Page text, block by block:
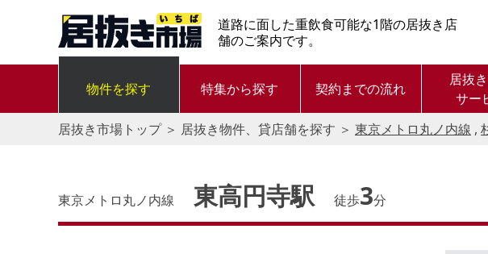
道路に面した重飲食可能な1階の居抜き店
舗のご案内です。
物件を探す 特集から探す 契約までの流れ
居抜
サー
居抜き市場トップ＞ 居抜き物件、貸店舗を探す ＞ 東京メトロ丸ノ内線 ,
東京メトロ丸ノ内線 東高円寺駅 徒歩3分